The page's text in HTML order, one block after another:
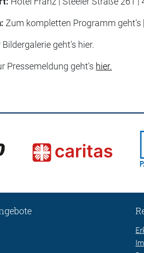
Zum kompletten Programm geht's
Bildergalerie geht's hier.
Pressemeldung geht's hier.